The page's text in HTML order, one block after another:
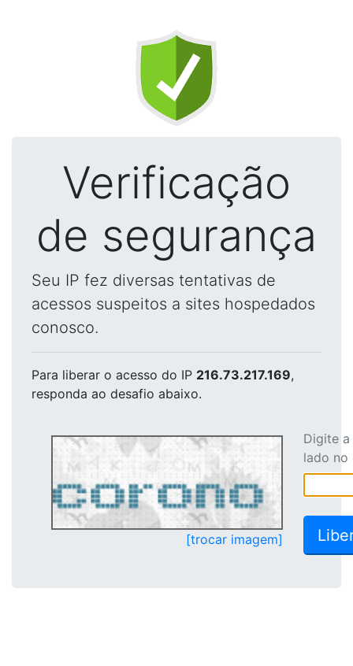
Verificação
de segurança
Seu IP fez diversas tentativas de
acessos suspeitos a sites hospedados
conosco.
Para liberar o acesso do IP 216.73.217.169,
responda ao desafio abaixo.
[trocar imagem]
Digite
lado no